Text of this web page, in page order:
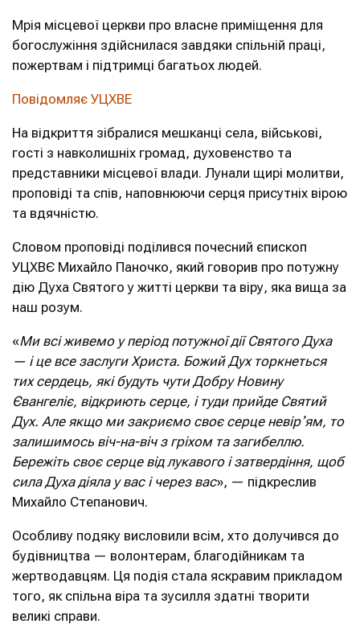
Мрія місцевої церкви про власне приміщення для
богослужіння здійснилася завдяки спільній праці,
пожертвам і підтримці багатьох людей.
Повідомляє УЦХВЕ
На відкриття зібралися мешканці села, військові,
гості з навколишніх громад, духовенство та
представники місцевої влади. Лунали щирі молитви,
проповіді та спів, наповнюючи серця присутніх вірою
та вдячністю.
Словом проповіді поділився почесний єпископ
УЦХВЄ Михайло Паночко, який говорив про потужну
дію Духа Святого у житті церкви та віру, яка вища за
наш розум.
«Ми всі живемо у період потужної дії Святого Духа
— і це все заслуги Христа. Божий Дух торкнеться
тих сердець, які будуть чути Добру Новину
Євангеліє, відкриють серце, і туди прийде Святий
Дух. Але якщо ми закриємо своє серце невірʼям, то
залишимось віч-на-віч з гріхом та загибеллю.
Бережіть своє серце від лукавого і затвердіння, щоб
сила Духа діяла у вас і через вас», — підкреслив
Михайло Степанович.
Особливу подяку висловили всім, хто долучився до
будівництва — волонтерам, благодійникам та
жертводавцям. Ця подія стала яскравим прикладом
того, як спільна віра та зусилля здатні творити
великі справи.